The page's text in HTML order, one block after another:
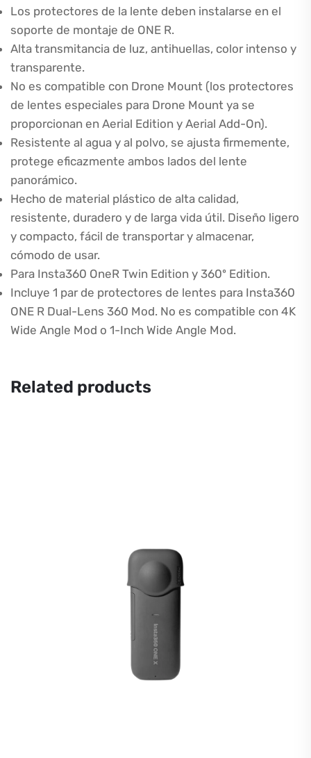
Los protectores de la lente deben instalarse en el
soporte de montaje de ONE R.
Alta transmitancia de luz, antihuellas, color intenso y
transparente.
No es compatible con Drone Mount (los protectores
de lentes especiales para Drone Mount ya se
proporcionan en Aerial Edition y Aerial Add-On).
Resistente al agua y al polvo, se ajusta firmemente,
protege eficazmente ambos lados del lente
panorámico.
Hecho de material plástico de alta calidad,
resistente, duradero y de larga vida útil. Diseño ligero
y compacto, fácil de transportar y almacenar,
cómodo de usar.
Para Insta360 OneR Twin Edition y 360º Edition.
Incluye 1 par de protectores de lentes para Insta360
ONE R Dual-Lens 360 Mod. No es compatible con 4K
Wide Angle Mod o 1-Inch Wide Angle Mod.
Related products